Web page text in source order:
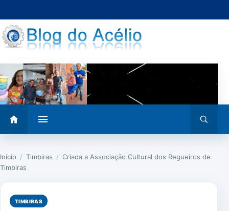
para
o
conteúdo
menu
busca
Início / Timbiras / Criada a Associação Cultural dos Regueiros de
Timbiras
TIMBIRAS